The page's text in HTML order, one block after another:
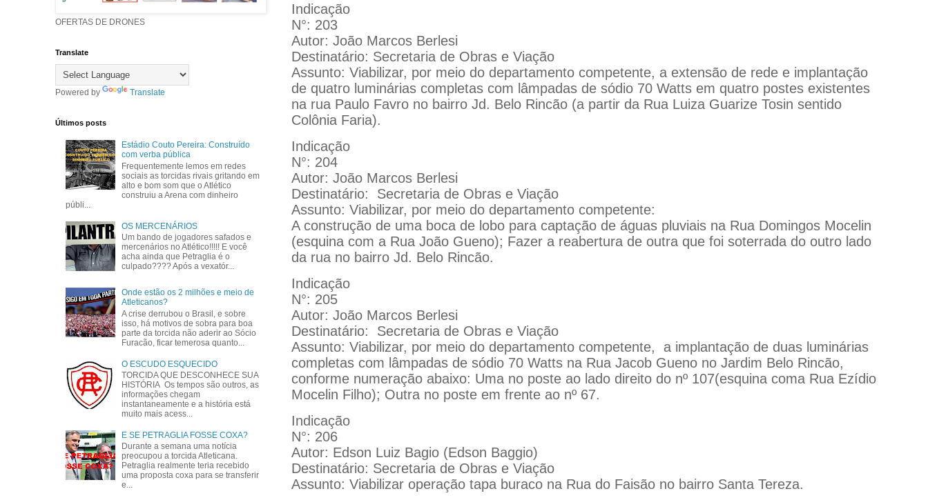
Indicação
N°: 203
Autor: João Marcos Berlesi
Destinatário: Secretaria de Obras e Viação
Assunto: Viabilizar, por meio do departamento competente, a extensão de rede e implantação
de quatro luminárias completas com lâmpadas de sódio 70 Watts em quatro postes existentes
na rua Paulo Favro no bairro Jd. Belo Rincão (a partir da Rua Luiza Guarize Tosin sentido
Colônia Faria).
Indicação
N°: 204
Autor: João Marcos Berlesi
Destinatário:
Secretaria de Obras e Viação
Assunto: Viabilizar, por meio do departamento competente:
A construção de uma boca de lobo para captação de águas pluviais na Rua Domingos Mocelin
(esquina com a Rua João Gueno); Fazer a reabertura de outra que foi soterrada do outro lado
da rua no bairro Jd. Belo Rincão.
Indicação
N°: 205
Autor: João Marcos Berlesi
Destinatário:
Secretaria de Obras e Viação
Assunto: Viabilizar, por meio do departamento competente,
a implantação de duas luminárias
completas com lâmpadas de sódio 70 Watts na Rua Jacob Gueno no Jardim Belo Rincão,
conforme numeração abaixo: Uma no poste ao lado direito do nº 107(esquina coma Rua Ezídio
Mocelin Filho); Outra no poste em frente ao nº 67.
Indicação
N°: 206
Autor: Edson Luiz Bagio (Edson Baggio)
Destinatário: Secretaria de Obras e Viação
Assunto: Viabilizar operação tapa buraco na Rua do Faisão no bairro Santa Tereza.
OFERTAS DE DRONES
Translate
Powered by Translate
Últimos posts
Estádio Couto Pereira: Construído
com verba pública
Frequentemente lemos em redes
sociais as torcidas rivais gritando em
alto e bom som que o Atlético
construiu a Arena com dinheiro
públi...
OS MERCENÁRIOS
Um bando de jogadores safados e
mercenários no Atlético!!!!! E você
acha ainda que Petraglia é o
culpado???? Após a vexatór...
Onde estão os 2 milhões e meio de
Atleticanos?
A crise derrubou o Brasil, e sobre
isso, há motivos de sobra para boa
parte da torcida não aderir ao Sócio
Furacão, ficar temerosa quanto...
O ESCUDO ESQUECIDO
TORCIDA QUE DESCONHECE SUA
HISTÓRIA Os tempos são outros, as
informações chegam
instantaneamente e a história está
muito mais acess...
E SE PETRAGLIA FOSSE COXA?
Durante a semana uma notícia
preocupou a torcida Atleticana.
Petraglia realmente teria recebido
uma proposta coxa para se transferir
e...